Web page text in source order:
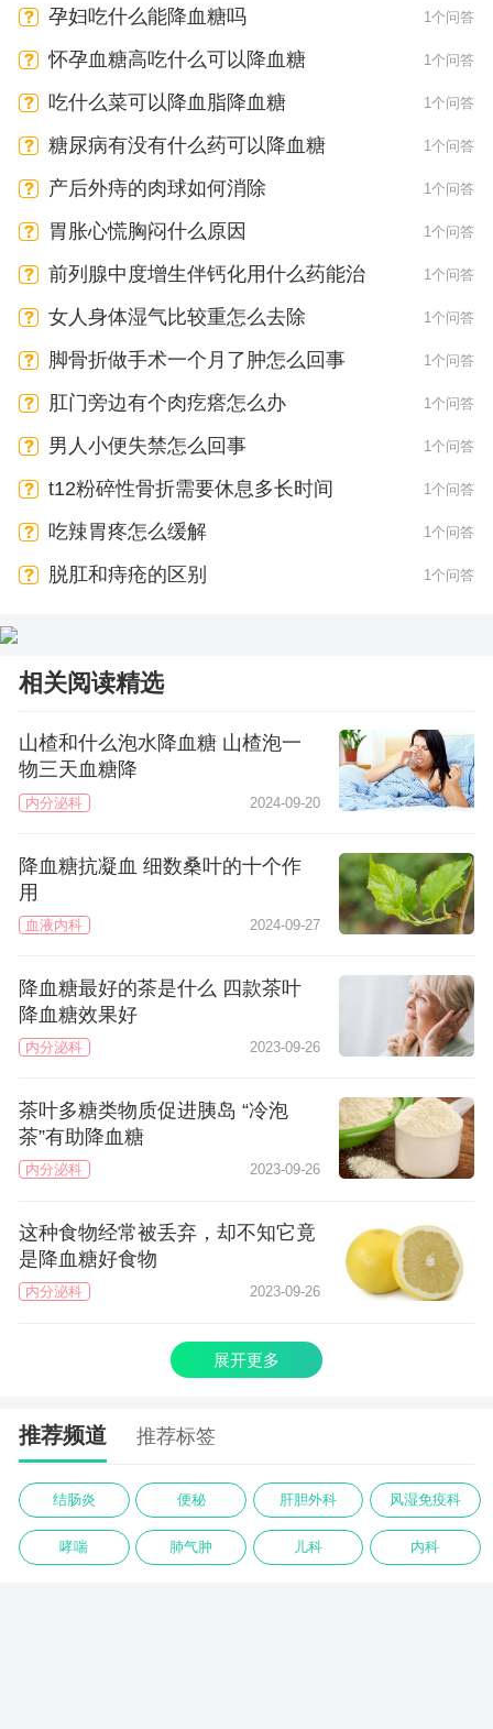
孕妇吃什么能降血糖吗 1个问答
怀孕血糖高吃什么可以降血糖 1个问答
吃什么菜可以降血脂降血糖 1个问答
糖尿病有没有什么药可以降血糖 1个问答
产后外痔的肉球如何消除 1个问答
胃胀心慌胸闷什么原因 1个问答
前列腺中度增生伴钙化用什么药能治 1个问答
女人身体湿气比较重怎么去除 1个问答
脚骨折做手术一个月了肿怎么回事 1个问答
肛门旁边有个肉疙瘩怎么办 1个问答
男人小便失禁怎么回事 1个问答
t12粉碎性骨折需要休息多长时间 1个问答
吃辣胃疼怎么缓解 1个问答
脱肛和痔疮的区别 1个问答
相关阅读精选
山楂和什么泡水降血糖 山楂泡一
物三天血糖降
内分泌科 2024-09-20
降血糖抗凝血 细数桑叶的十个作
用
血液内科 2024-09-27
降血糖最好的茶是什么 四款茶叶
降血糖效果好
内分泌科 2023-09-26
茶叶多糖类物质促进胰岛 “冷泡
茶”有助降血糖
内分泌科 2023-09-26
这种食物经常被丢弃，却不知它竟
是降血糖好食物
内分泌科 2023-09-26
展开更多
推荐频道 推荐标签
结肠炎 便秘 肝胆外科 风湿免疫科
哮喘 肺气肿 儿科 内科